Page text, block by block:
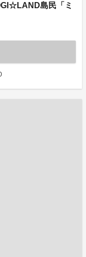
島民「ミ